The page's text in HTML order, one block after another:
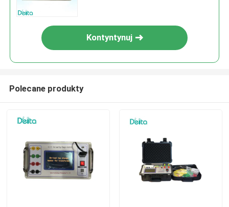
Kontyntynuj
Polecane produkty